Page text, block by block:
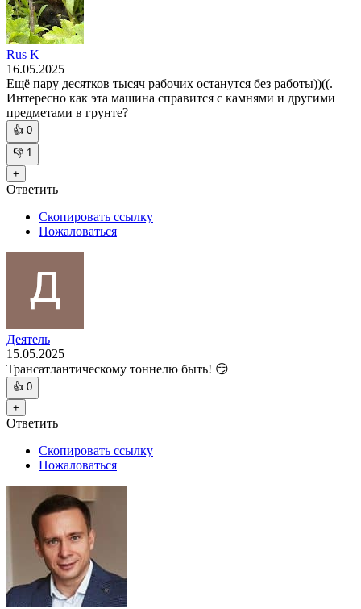
Rus K
16.05.2025
Ещё пару десятков тысяч рабочих останутся без работы))((.
Интересно как эта машина справится с камнями и другими
предметами в грунте?
👍 0
👎 1
+
Ответить
Скопировать ссылку
Пожаловаться
Деятель
15.05.2025
Трансатлантическому тоннелю быть! 😏
👍 0
+
Ответить
Скопировать ссылку
Пожаловаться